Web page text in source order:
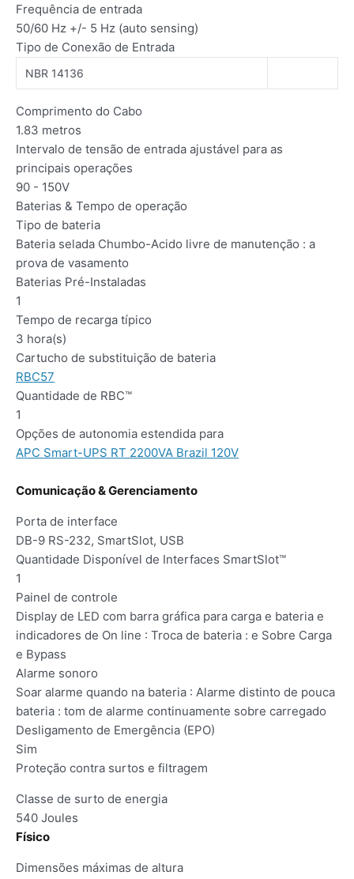
Frequência de entrada
50/60 Hz +/- 5 Hz (auto sensing)
Tipo de Conexão de Entrada
NBR 14136
Comprimento do Cabo
1.83 metros
Intervalo de tensão de entrada ajustável para as
principais operações
90 - 150V
Baterias & Tempo de operação
Tipo de bateria
Bateria selada Chumbo-Acido livre de manutenção : a
prova de vasamento
Baterias Pré-Instaladas
1
Tempo de recarga típico
3 hora(s)
Cartucho de substituição de bateria
RBC57
Quantidade de RBC™
1
Opções de autonomia estendida para
APC Smart-UPS RT 2200VA Brazil 120V
Comunicação & Gerenciamento
Porta de interface
DB-9 RS-232, SmartSlot, USB
Quantidade Disponível de Interfaces SmartSlot™
1
Painel de controle
Display de LED com barra gráfica para carga e bateria e
indicadores de On line : Troca de bateria : e Sobre Carga
e Bypass
Alarme sonoro
Soar alarme quando na bateria : Alarme distinto de pouca
bateria : tom de alarme continuamente sobre carregado
Desligamento de Emergência (EPO)
Sim
Proteção contra surtos e filtragem
Classe de surto de energia
540 Joules
Físico
Dimensões máximas de altura